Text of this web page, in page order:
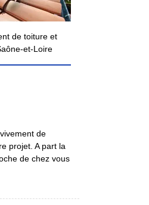
de toiture et
et-Loire
de
projet. A part la
de chez vous